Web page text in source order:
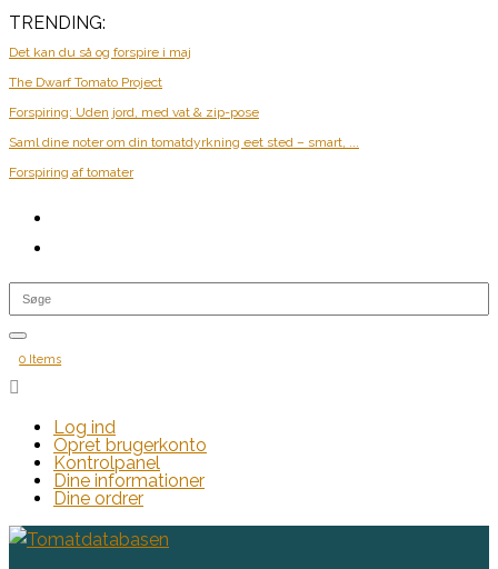
TRENDING:
Det kan du så og forspire i maj
The Dwarf Tomato Project
Forspiring: Uden jord, med vat & zip-pose
Saml dine noter om din tomatdyrkning eet sted – smart, ...
Forspiring af tomater
0 Items

Log ind
Opret brugerkonto
Kontrolpanel
Dine informationer
Dine ordrer